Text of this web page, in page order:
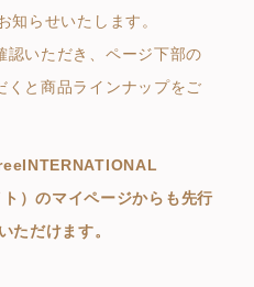
知らせいたします。
認いただき、ページ下部の
くと商品ラインナップをご
）のマイページからも先行
ただけます。